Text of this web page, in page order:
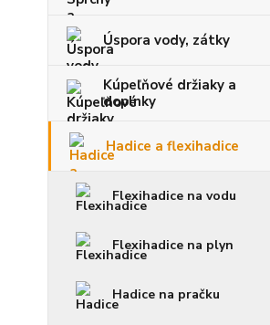
Úspora vody, zátky
Kúpeľňové držiaky a
doplnky
Hadice a flexihadice
Flexihadice na vodu
Flexihadice na plyn
Hadice na pračku